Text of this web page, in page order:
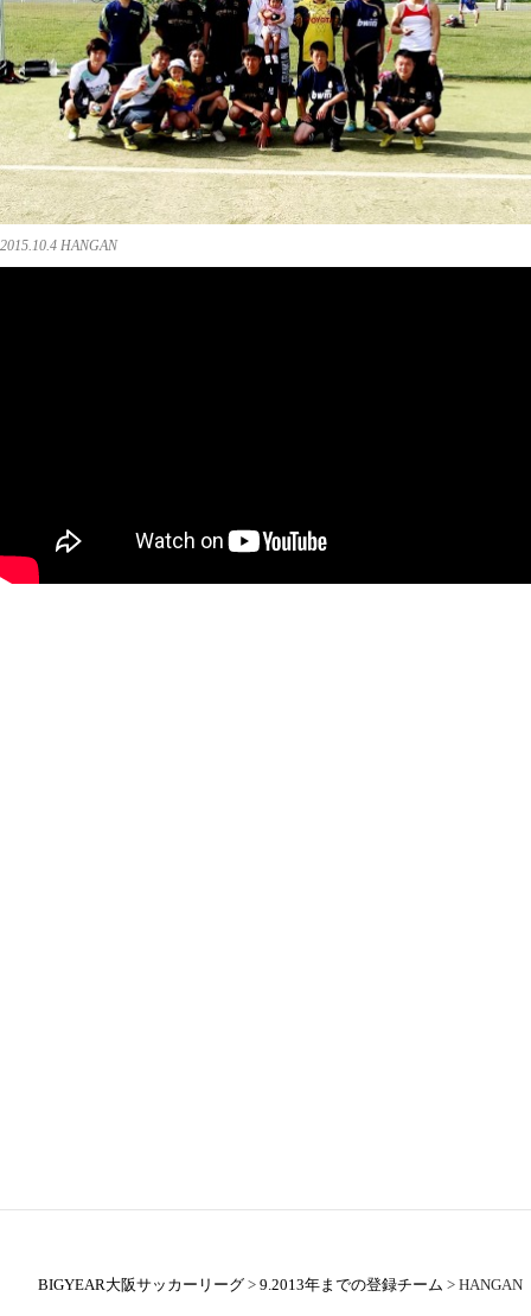
2015.10.4 HANGAN
BIGYEAR大阪サッカーリーグ > 9.2013年までの登録チーム > HANGAN